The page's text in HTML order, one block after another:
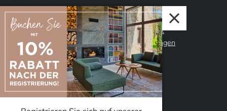
Über uns
Datenschutz
Impressum
Warum Accent?
Management
Dienstleistungen
Unser Team